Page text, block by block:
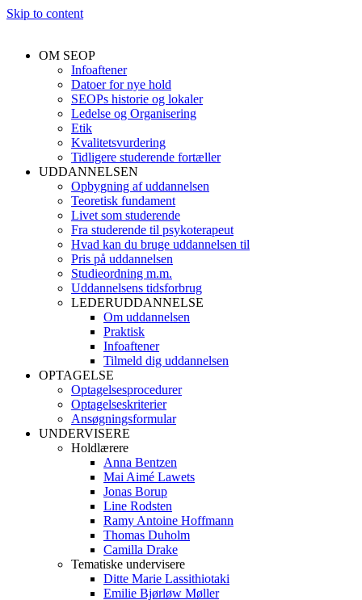
Skip to content
OM SEOP
Infoaftener
Datoer for nye hold
SEOPs historie og lokaler
Ledelse og Organisering
Etik
Kvalitetsvurdering
Tidligere studerende fortæller
UDDANNELSEN
Opbygning af uddannelsen
Teoretisk fundament
Livet som studerende
Fra studerende til psykoterapeut
Hvad kan du bruge uddannelsen til
Pris på uddannelsen
Studieordning m.m.
Uddannelsens tidsforbrug
LEDERUDDANNELSE
Om uddannelsen
Praktisk
Infoaftener
Tilmeld dig uddannelsen
OPTAGELSE
Optagelsesprocedurer
Optagelseskriterier
Ansøgningsformular
UNDERVISERE
Holdlærere
Anna Bentzen
Mai Aimé Lawets
Jonas Borup
Line Rodsten
Ramy Antoine Hoffmann
Thomas Duholm
Camilla Drake
Tematiske undervisere
Ditte Marie Lassithiotaki
Emilie Bjørløw Møller